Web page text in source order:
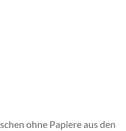
ohne Papiere aus den